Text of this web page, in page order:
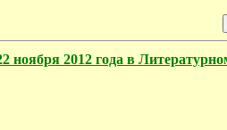
ноября 2012 года в